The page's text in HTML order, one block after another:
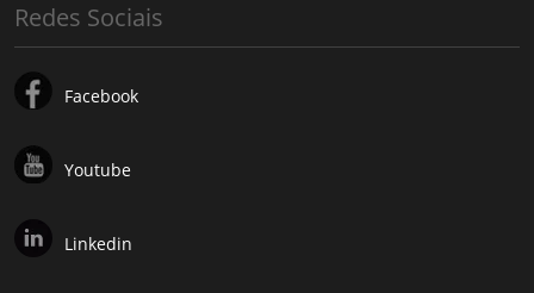
Redes Sociais
Facebook
Youtube
Linkedin